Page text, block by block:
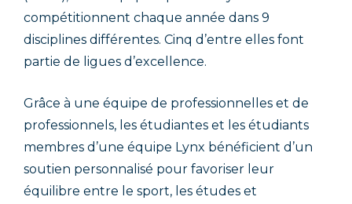
compétitionnent chaque année dans 9
disciplines différentes. Cinq d’entre elles font
partie de ligues d’excellence.
Grâce à une équipe de professionnelles et de
professionnels, les étudiantes et les étudiants
membres d’une équipe Lynx bénéficient d’un
soutien personnalisé pour favoriser leur
équilibre entre le sport, les études et